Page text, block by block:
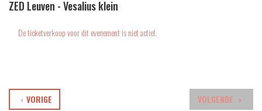
ZED Leuven - Vesalius klein
De ticketverkoop voor dit evenement is niet actief.
VOLGENDE
VORIGE